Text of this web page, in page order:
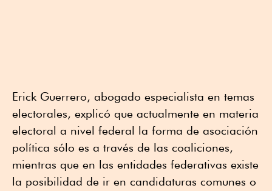
Erick Guerrero, abogado especialista en temas
electorales, explicó que actualmente en materia
electoral a nivel federal la forma de asociación
política sólo es a través de las coaliciones,
mientras que en las entidades federativas existe
la posibilidad de ir en candidaturas comunes o